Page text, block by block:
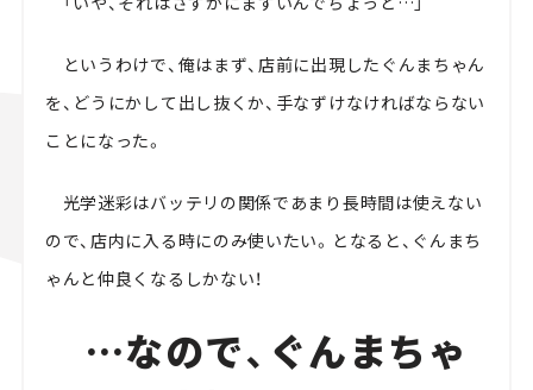
というわけで、俺はまず、店前に出現したぐんまちゃん
を、どうにかして出し抜くか、手なずけなければならない
ことになった。
光学迷彩はバッテリの関係であまり長時間は使えない
ので、店内に入る時にのみ使いたい。となると、ぐんまち
ゃんと仲良くなるしかない！
…なので、ぐんまちゃ